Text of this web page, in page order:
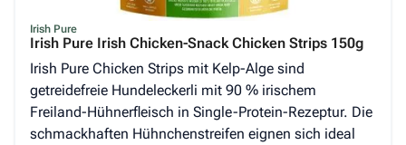
Irish Pure
Irish Pure Irish Chicken-Snack Chicken Strips 150g
Irish Pure Chicken Strips mit Kelp-Alge sind
getreidefreie Hundeleckerli mit 90 % irischem
Freiland-Hühnerfleisch in Single-Protein-Rezeptur. Die
schmackhaften Hühnchenstreifen eignen sich ideal